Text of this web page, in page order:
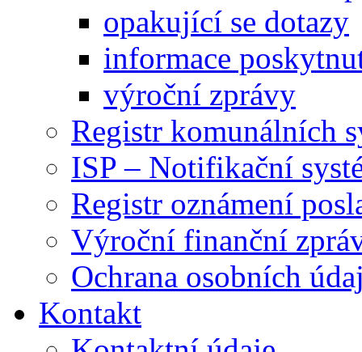
opakující se dotazy
informace
výroční zprávy
Registr komunálních
ISP – Notifikační
Registr oznámení
Výroční finanční
Ochrana osobních
Kontakt